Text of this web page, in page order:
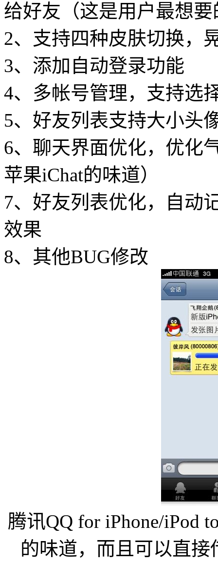
给好友（这是用户最想
2、支持四种皮肤切换，
3、添加自动登录功能
4、多帐号管理，支持选
5、好友列表支持大小头
6、聊天界面优化，优化
苹果iChat的味道）
7、好友列表优化，自动
效果
8、其他BUG修改
腾讯QQ for iPhone/iPod
的味道，而且可以直